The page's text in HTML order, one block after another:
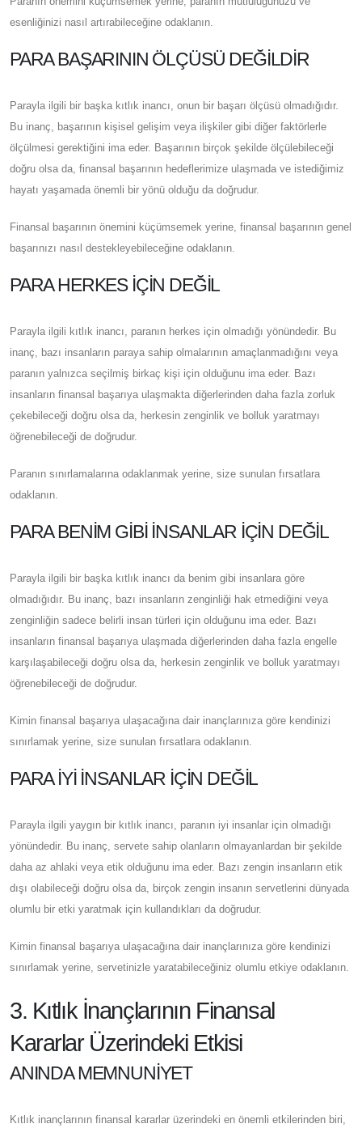
esenliğinizi nasıl artırabileceğine odaklanın.
PARA BAŞARININ ÖLÇÜSÜ DEĞILDIR
Parayla ilgili bir başka kıtlık inancı, onun bir başarı ölçüsü olmadığıdır.
Bu inanç, başarının kişisel gelişim veya ilişkiler gibi diğer faktörlerle
ölçülmesi gerektiğini ima eder. Başarının birçok şekilde ölçülebileceği
doğru olsa da, finansal başarının hedeflerimize ulaşmada ve istediğimiz
hayatı yaşamada önemli bir yönü olduğu da doğrudur.
Finansal başarının önemini küçümsemek yerine, finansal başarının genel
başarınızı nasıl destekleyebileceğine odaklanın.
PARA HERKES İÇIN DEĞIL
Parayla ilgili kıtlık inancı, paranın herkes için olmadığı yönündedir. Bu
inanç, bazı insanların paraya sahip olmalarının amaçlanmadığını veya
paranın yalnızca seçilmiş birkaç kişi için olduğunu ima eder. Bazı
insanların finansal başarıya ulaşmakta diğerlerinden daha fazla zorluk
çekebileceği doğru olsa da, herkesin zenginlik ve bolluk yaratmayı
öğrenebileceği de doğrudur.
Paranın sınırlamalarına odaklanmak yerine, size sunulan fırsatlara
odaklanın.
PARA BENIM GIBI İNSANLAR İÇIN DEĞIL
Parayla ilgili bir başka kıtlık inancı da benim gibi insanlara göre
olmadığıdır. Bu inanç, bazı insanların zenginliği hak etmediğini veya
zenginliğin sadece belirli insan türleri için olduğunu ima eder. Bazı
insanların finansal başarıya ulaşmada diğerlerinden daha fazla engelle
karşılaşabileceği doğru olsa da, herkesin zenginlik ve bolluk yaratmayı
öğrenebileceği de doğrudur.
Kimin finansal başarıya ulaşacağına dair inançlarınıza göre kendinizi
sınırlamak yerine, size sunulan fırsatlara odaklanın.
PARA İYI İNSANLAR İÇIN DEĞIL
Parayla ilgili yaygın bir kıtlık inancı, paranın iyi insanlar için olmadığı
yönündedir. Bu inanç, servete sahip olanların olmayanlardan bir şekilde
daha az ahlaki veya etik olduğunu ima eder. Bazı zengin insanların etik
dışı olabileceği doğru olsa da, birçok zengin insanın servetlerini dünyada
olumlu bir etki yaratmak için kullandıkları da doğrudur.
Kimin finansal başarıya ulaşacağına dair inançlarınıza göre kendinizi
sınırlamak yerine, servetinizle yaratabileceğiniz olumlu etkiye odaklanın.
3. Kıtlık İnançlarının Finansal
Kararlar Üzerindeki Etkisi
ANINDA MEMNUNIYET
Kıtlık inançlarının finansal kararlar üzerindeki en önemli etkilerinden biri,